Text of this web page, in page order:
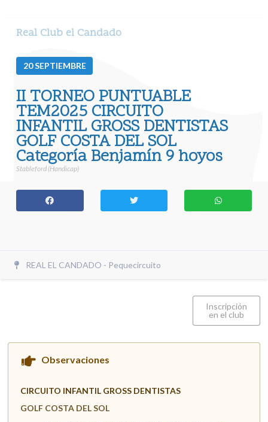
Real Club el Candado
20SEPTIEMBRE
II TORNEO PUNTUABLE
TEM2025 CIRCUITO
INFANTIL GROSS DENTISTAS
GOLF COSTA DEL SOL
Categoría Benjamín 9 hoyos
Stableford (Handicap)
REAL EL CANDADO - Pequecircuito
Inscripción
en el club
Observaciones
CIRCUITO INFANTIL GROSS DENTISTAS
GOLF COSTA DEL SOL